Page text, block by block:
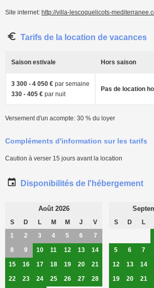
Site internet: http://villa-lescoquelicots-
Tarifs de la location de vacances
Saison estivale Hors saison
3 300 - 4 050 € par semaine
330 - 405 € par nuit
Pas de location
Versement d'un acompte: 30 % du loyer
Compléments d'information sur les tarifs
Caution à verser 15 jours avant la location
Disponibilités de l'hébergement
Août 2026
S D L M M J
V
1
2 3 4 5 6
7
8
9 10 11 12 13
14
15
16 17 18 19 20
21
22
23 24 25 26 27 28
S D L
5
6 7
12
13 14
19
20 21